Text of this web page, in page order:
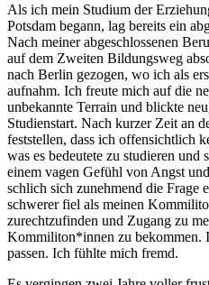
Als ich mein Studium der
Potsdam begann, lag bereits ein
Nach meiner abgeschlossenen
auf dem Zweiten Bildungsweg
nach Berlin gezogen, wo ich als
aufnahm. Ich freute mich auf die
unbekannte Terrain und blickte
Studienstart. Nach kurzer Zeit an
feststellen, dass ich offensichtlich
was es bedeutete zu studieren
einem vagen Gefühl von Angst
schlich sich zunehmend die Frage
schwerer fiel als meinen
zurechtzufinden und Zugang zu
Kommiliton*innen zu bekommen.
passen. Ich fühlte mich fremd.